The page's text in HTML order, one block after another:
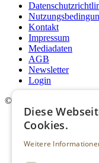
Kontakt
Impressum
Mediadaten
AGB
Newsletter
Login
©
Diese
Cookies.
Weitere